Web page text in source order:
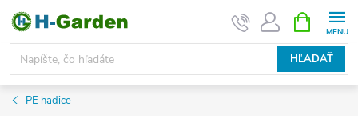
Prejsť
obsah
HĽADAŤ
KOŠÍK
PE hadice